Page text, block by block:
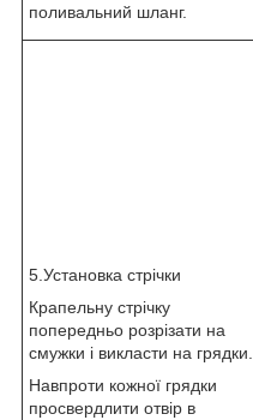
поливальний шланг.
5.Установка стрічки
Крапельну стрічку
попередньо розрізати на
смужки і викласти на грядки.
Навпроти кожної грядки
просвердлити отвір в